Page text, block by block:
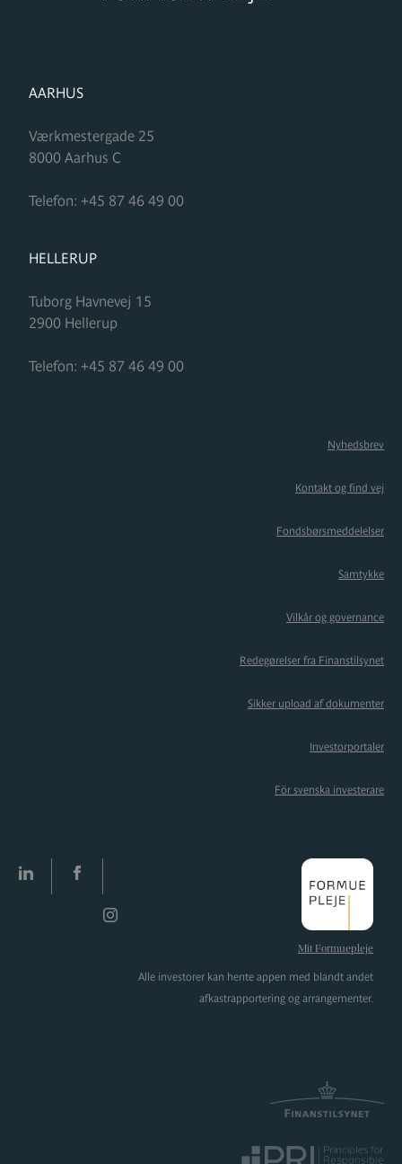
FORMUPLEJE
AARHUS
Værkmestergade 25
8000 Aarhus C
Telefon: +45 87 46 49 00
FORMUPLEJE
HELLERUP
Tuborg Havnevej 15
2900 Hellerup
Telefon: +45 87 46 49 00
Nyhedsbrev
Kontakt og find vej
Fondsbørsmeddelelser
Samtykke
Vilkår og governance
Redegørelser fra Finanstilsynet
Sikker upload af dokumenter
Investorportaler
För svenska investerare
Mit Formuepleje
Alle investorer kan hente appen med blandt andet
afkastrapportering og arrangementer.